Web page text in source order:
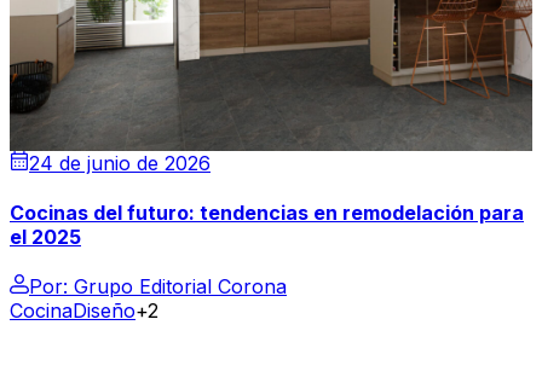
24 de junio de 2026
Cocinas del futuro: tendencias en remodelación para
el 2025
Por: Grupo Editorial Corona
CocinaDiseño+2